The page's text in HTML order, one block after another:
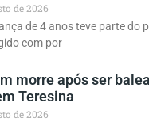
de 2026
de 4 anos teve parte do
com por
morre após ser
Teresina
de 2026